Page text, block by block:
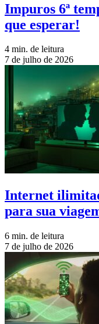
Impuros 6ª
que esperar!
4 min. de leitura
7 de julho de 2026
Internet
para sua
6 min. de leitura
7 de julho de 2026